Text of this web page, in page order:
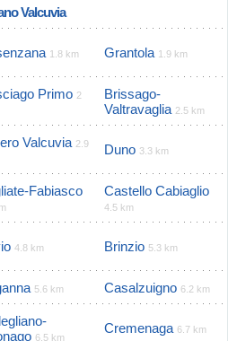
Valcuvia
1.8 km Grantola 1.9 km
Primo 2
Brissago-
Valtravaglia 2.5 km
Valcuvia 2.9
Duno 3.3 km
Fabiasco Castello Cabiaglio
4.5 km
4.8 km Brinzio 5.3 km
5.6 km Casalzuigno 6.2 km
6.5 km
Cremenaga 6.7 km